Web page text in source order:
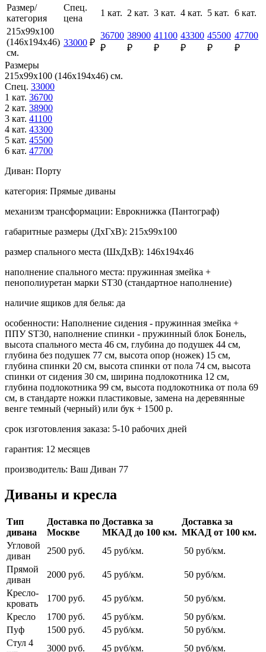
Размер/
категория
Спец.
цена
1 кат. 2 кат. 3 кат. 4 кат. 5 кат. 6 кат.
215х99х100
(146х194х46)
см.
33000 ₽
36700
₽
38900
₽
41100
₽
43300
₽
45500
₽
47700
₽
Размеры
215х99х100 (146х194х46) см.
Спец. 33000
1 кат. 36700
2 кат. 38900
3 кат. 41100
4 кат. 43300
5 кат. 45500
6 кат. 47700
Диван: Порту
категория: Прямые диваны
механизм трансформации: Еврокнижка (Пантограф)
габаритные размеры (ДхГхВ): 215х99х100
размер спального места (ШхДхВ): 146х194х46
наполнение спального места: пружинная змейка +
пенополиуретан марки ST30 (стандартное наполнение)
наличие ящиков для белья: да
особенности: Наполнение сидения - пружинная змейка +
ППУ ST30, наполнение спинки - пружинный блок Бонель,
высота спального места 46 см, глубина до подушек 44 см,
глубина без подушек 77 см, высота опор (ножек) 15 см,
глубина спинки 20 см, высота спинки от пола 74 см, высота
спинки от сидения 30 см, ширина подлокотника 12 см,
глубина подлокотника 99 см, высота подлокотника от пола 69
см, в стандарте ножки пластиковые, замена на деревянные
венге темный (черный) или бук + 1500 р.
срок изготовления заказа: 5-10 рабочих дней
гарантия: 12 месяцев
производитель: Ваш Диван 77
Диваны и кресла
Тип
дивана
Доставка по
Москве
Доставка за
МКАД до 100 км.
Доставка за
МКАД от 100 км.
Угловой
диван
2500 руб. 45 руб/км.
50 руб/км.
Прямой
диван
2000 руб. 45 руб/км.
50 руб/км.
Кресло-
кровать
1700 руб. 45 руб/км.
50 руб/км.
Кресло
1700 руб. 45 руб/км.
50 руб/км.
Пуф
1500 руб. 45 руб/км.
50 руб/км.
Стул 4
3000 руб. 45 руб/км.
50 руб/км.